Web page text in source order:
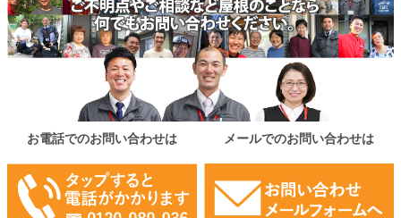
お電話でのお問い合わせは メールでのお問い合わせは